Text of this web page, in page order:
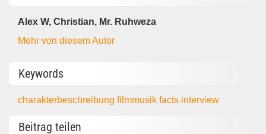
Alex W, Christian, Mr. Ruhweza
Mehr von diesem Autor
Keywords
charakterbeschreibungfilmmusikfacts interview
Beitrag teilen